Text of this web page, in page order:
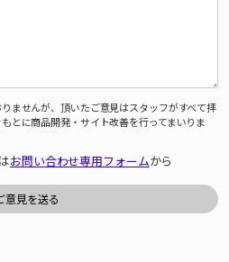
ませんが、頂いたご意見はスタッフがすべて拝
とに商品開発・サイト改善を行ってまいりま
お問い合わせ専用フォームから